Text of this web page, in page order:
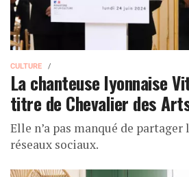
CULTURE
La chanteuse lyonnaise
titre de Chevalier des
Elle n’a pas manqué de
réseaux sociaux.